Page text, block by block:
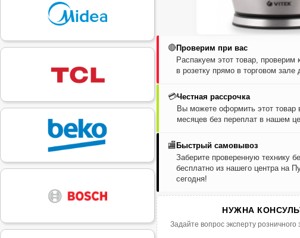
🔴Проверим при вас
Распакуем этот товар,
в розетку прямо в торговом
💳Честная рассрочка
Вы можете оформить этот товар
месяцев без переплат в нашем
🏬 Быстрый самовывоз
Заберите проверенную технику
бесплатно из нашего центра на
сегодня!
НУЖНА
Задайте вопрос эксперту